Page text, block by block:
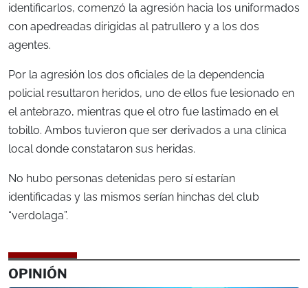
identificarlos, comenzó la agresión hacia los uniformados
con apedreadas dirigidas al patrullero y a los dos
agentes.
Por la agresión los dos oficiales de la dependencia
policial resultaron heridos, uno de ellos fue lesionado en
el antebrazo, mientras que el otro fue lastimado en el
tobillo. Ambos tuvieron que ser derivados a una clínica
local donde constataron sus heridas.
No hubo personas detenidas pero sí estarían
identificadas y las mismos serían hinchas del club
“verdolaga”.
OPINIÓN